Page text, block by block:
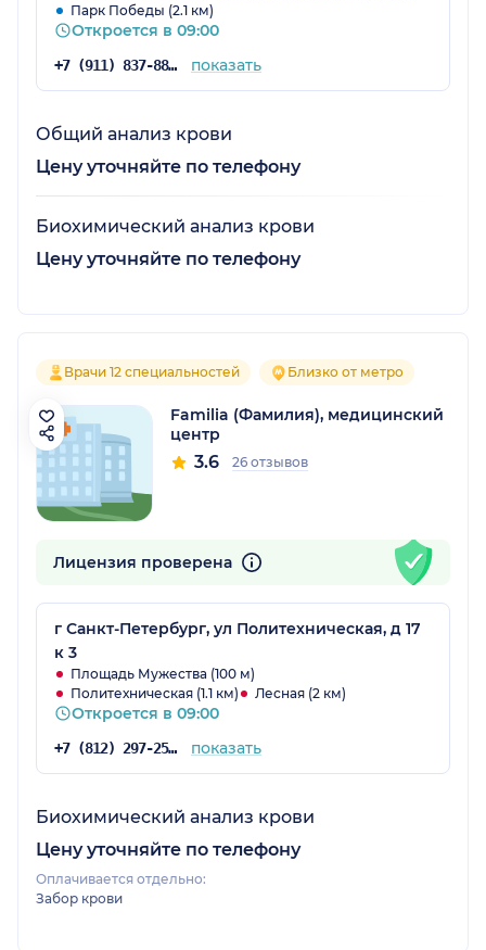
Парк Победы (2.1 км)
Откроется в 09:00
+7 (911) 837-88-70 показать
Общий анализ крови
Цену уточняйте по телефону
Биохимический анализ крови
Цену уточняйте по телефону
Врачи 12 специальностей Близко от метро
Familia (Фамилия), медицинский
центр
3.6 26 отзывов
Лицензия проверена
г Санкт-Петербург, ул Политехническая, д 17
к 3
Площадь Мужества (100 м)
Политехническая (1.1 км)
Лесная (2 км)
Откроется в 09:00
+7 (812) 297-25-35 показать
Биохимический анализ крови
Цену уточняйте по телефону
Оплачивается отдельно:
Забор крови